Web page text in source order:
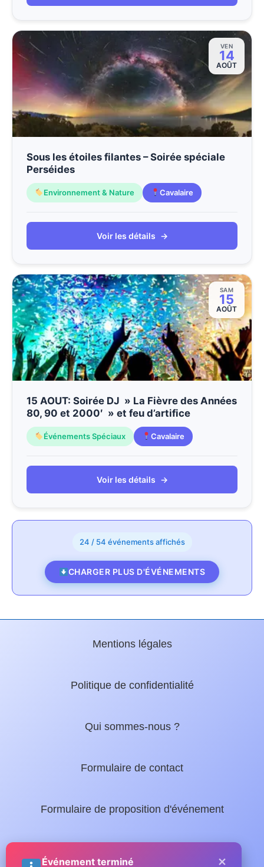
VEN
14
AOÛT
Sous les étoiles filantes – Soirée spéciale
Perséides
Environnement & Nature Cavalaire
Voir les détails →
SAM
15
AOÛT
15 AOUT: Soirée DJ » La Fièvre des Années
80, 90 et 2000′ » et feu d’artifice
Événements Spéciaux Cavalaire
Voir les détails →
24 / 54 événements affichés
CHARGER PLUS D'ÉVÉNEMENTS
Mentions légales
Politique de confidentialité
Qui sommes-nous ?
Formulaire de contact
Formulaire de proposition d'événement
Événement terminé
×